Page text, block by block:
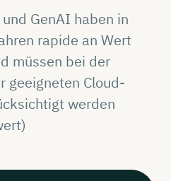
GenAI haben in
rapide an Wert
müssen bei der
geeigneten Cloud-
werden